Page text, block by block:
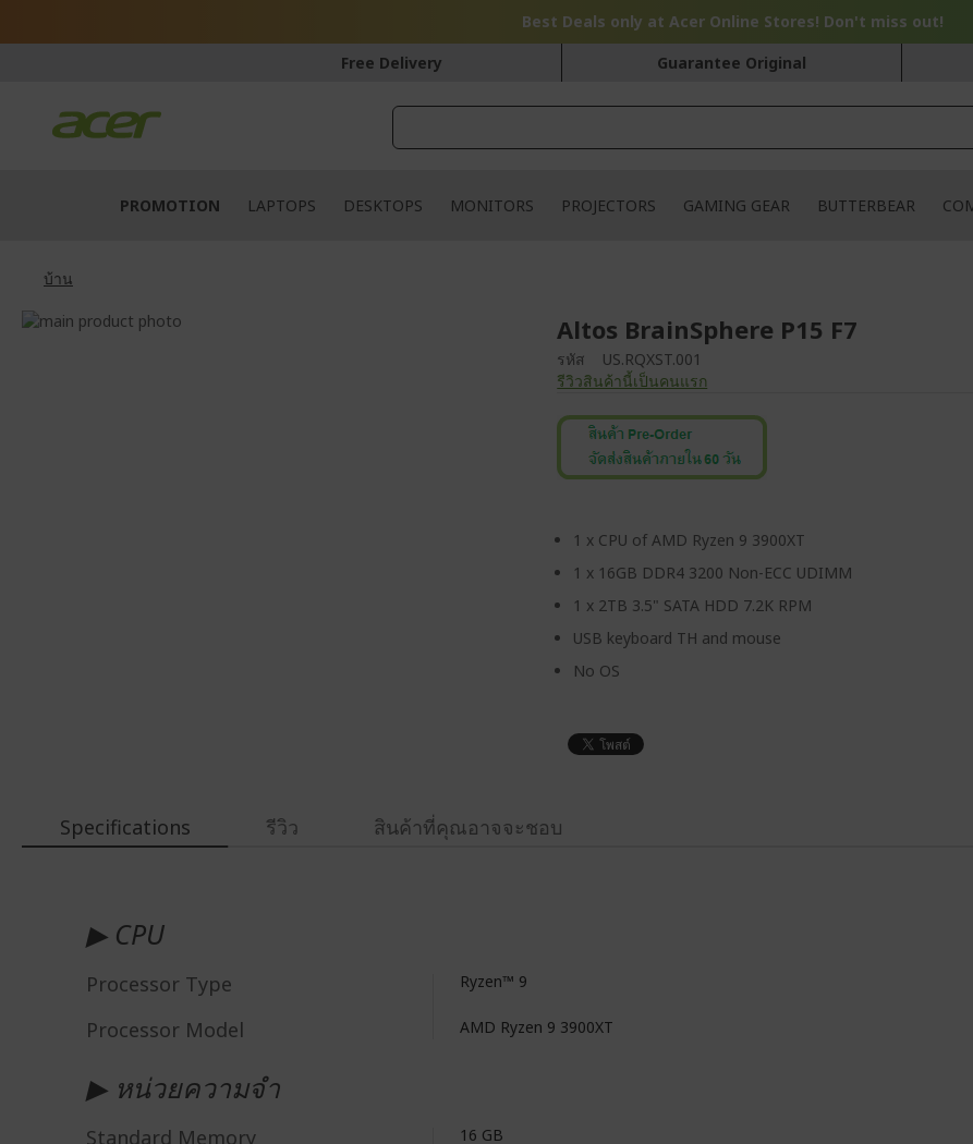
Best Deals only at Acer Online Stores! Don't miss out!
Free Delivery
Guarantee Original
PROMOTION LAPTOPS DESKTOPS MONITORS PROJECTORS GAMING GEAR BUTTERBEAR
บ้าน
Skip
Altos BrainSphere P15 F7
รหัส
US.RQXST.001
รีวิวสินค้านี้เป็นคนแรก
1 x CPU of AMD Ryzen 9 3900XT
1 x 16GB DDR4 3200 Non-ECC UDIMM
1 x 2TB 3.5" SATA HDD 7.2K RPM
USB keyboard TH and mouse
No OS
Specifications
▶ CPU
Processor Type Ryzen™ 9
Processor Model AMD Ryzen 9 3900XT
▶ หน่วยความจำ
Standard Memory 16 GB
รีวิว สินค้าที่คุณอาจจะชอบ